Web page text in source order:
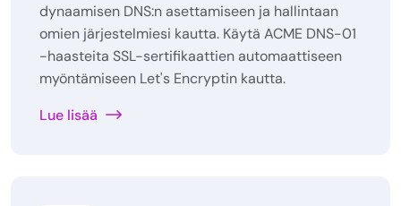
dynaamisen DNS:n asettamiseen ja hallintaan
omien järjestelmiesi kautta. Käytä ACME DNS-01
-haasteita SSL-sertifikaattien automaattiseen
myöntämiseen Let's Encryptin kautta.
Lue lisää